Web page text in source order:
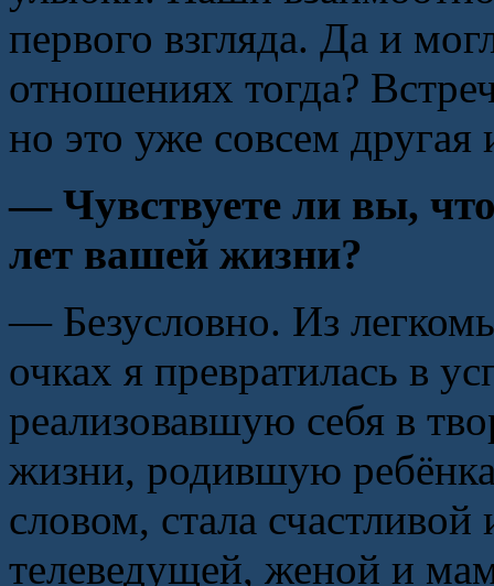
первого взгляда. Да и
отношениях тогда?
но это уже совсем
— Чувствуете ли вы,
лет вашей жизни?
— Безусловно. Из
очках я превратилась в
реализовавшую себя в
жизни, родившую
словом, стала
телеведущей, женой и